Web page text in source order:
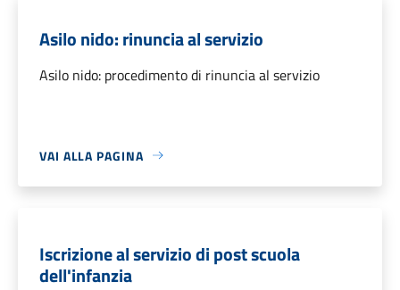
Asilo nido: rinuncia al servizio
Asilo nido: procedimento di rinuncia al servizio
VAI ALLA PAGINA
Iscrizione al servizio di post scuola
dell'infanzia